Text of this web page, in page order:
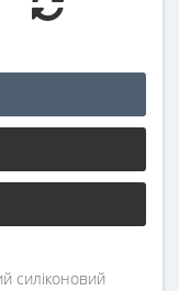
силіконовий